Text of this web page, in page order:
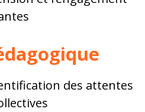
des attentes